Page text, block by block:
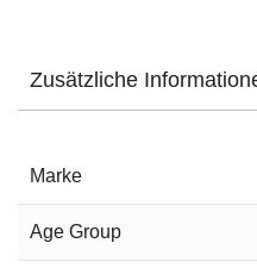
Zusätzliche
Marke
Age Group